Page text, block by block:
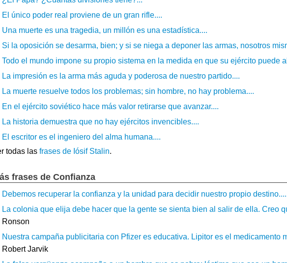
El único poder real proviene de un gran rifle....
Una muerte es una tragedia, un millón es una estadística....
Si la oposición se desarma, bien; y si se niega a deponer las armas, nosotros
Todo el mundo impone su propio sistema en la medida en que su ejército puede
La impresión es la arma más aguda y poderosa de nuestro partido....
La muerte resuelve todos los problemas; sin hombre, no hay problema....
En el ejército soviético hace más valor retirarse que avanzar....
La historia demuestra que no hay ejércitos invencibles....
El escritor es el ingeniero del alma humana....
todas las frases de Iósif Stalin.
frases de Confianza
Debemos recuperar la confianza y la unidad para decidir nuestro propio destino....
La colonia que elija debe hacer que la gente se sienta bien al salir de ella. Creo
Ronson
Nuestra campaña publicitaria con Pfizer es educativa. Lipitor es el medicamento
Robert Jarvik